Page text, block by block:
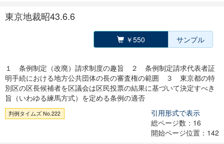
東京地裁昭43.6.6
￥550 サンプル
１ 条例制定（改廃）請求制度の趣旨 ２ 条例制定請求代表者証
明手続における地方公共団体の長の審査権の範囲 ３ 東京都の特
別区の区長候補者を区議会は区民投票の結果に基づいて決定すべき
旨（いわゆる練馬方式）を定める条例の適否
判例タイムズ No.222
引用形式で表示
総ページ数：16
開始ページ位置：142